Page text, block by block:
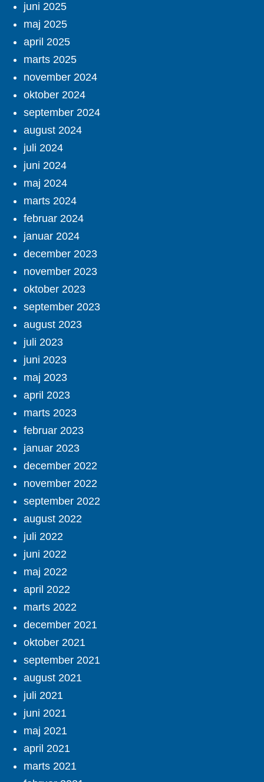
juni 2025
maj 2025
april 2025
marts 2025
november 2024
oktober 2024
september 2024
august 2024
juli 2024
juni 2024
maj 2024
marts 2024
februar 2024
januar 2024
december 2023
november 2023
oktober 2023
september 2023
august 2023
juli 2023
juni 2023
maj 2023
april 2023
marts 2023
februar 2023
januar 2023
december 2022
november 2022
september 2022
august 2022
juli 2022
juni 2022
maj 2022
april 2022
marts 2022
december 2021
oktober 2021
september 2021
august 2021
juli 2021
juni 2021
maj 2021
april 2021
marts 2021